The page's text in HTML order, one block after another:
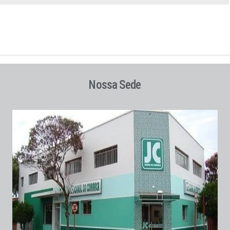
Nossa Sede